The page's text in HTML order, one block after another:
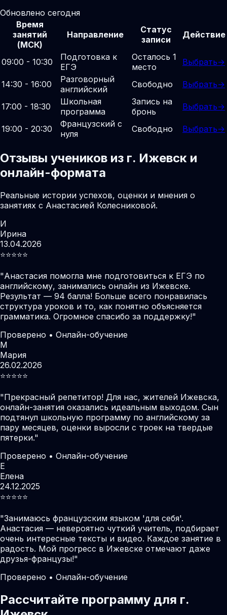
Обновлено сегодня
Время
занятий
(МСК)
Направление
Статус
записи
Действие
09:00 - 10:30
Подготовка к
ЕГЭ
Осталось 1
место
Выбрать→
14:30 - 16:00
Разговорный
английский
Свободно Выбрать→
17:00 - 18:30
Школьная
программа
Запись на
бронь
Выбрать→
19:00 - 20:30
Французский с
нуля
Свободно Выбрать→
Отзывы учеников из г. Ижевск и
онлайн-формата
Реальные истории успехов, оценки и мнения о
занятиях с Анастасией Колесниковой.
И
Ирина
13.04.2026
⭐️⭐️⭐️⭐️⭐️
"Анастасия помогла мне подготовиться к ЕГЭ по
английскому, занимались онлайн из Ижевске.
Результат — 94 балла! Больше всего понравилась
структура уроков и то, как понятно объясняется
грамматика. Огромное спасибо за поддержку!"
Проверено • Онлайн-обучение
М
Мария
26.02.2026
⭐️⭐️⭐️⭐️⭐️
"Прекрасный репетитор! Для нас, жителей Ижевска,
онлайн-занятия оказались идеальным выходом. Сын
подтянул школьную программу по английскому за
пару месяцев, оценки выросли с троек на твердые
пятерки."
Проверено • Онлайн-обучение
Е
Елена
24.12.2025
⭐️⭐️⭐️⭐️⭐️
"Занимаюсь французским языком 'для себя'.
Анастасия — невероятно чуткий учитель, подбирает
очень интересные тексты и видео. Каждое занятие в
радость. Мой прогресс в Ижевске отмечают даже
друзья-французы!"
Проверено • Онлайн-обучение
Рассчитайте программу для г.